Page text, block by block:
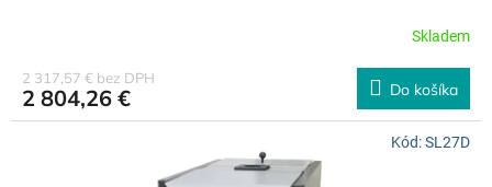
A
R
M
O
Skladem
2 317,57 € bez DPH
2 804,26 € Do košíka
Kód:SL27D